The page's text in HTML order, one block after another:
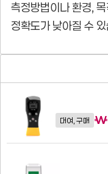
대여, 구매 ₩
측정방법이나 환경,
정확도가 낮아질 수